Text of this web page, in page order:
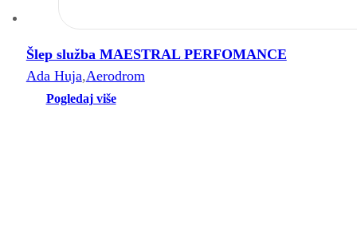
Šlep služba MAESTRAL PERFOMANCE
Ada Huja,Aerodrom
Pogledaj više